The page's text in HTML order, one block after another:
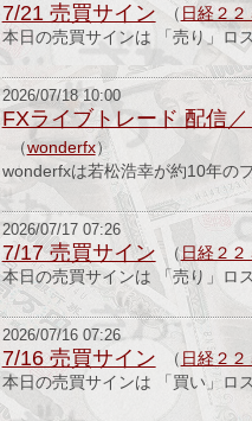
7/21 売買サイン （ 日経２
本日の売買サインは 「売り」ロ
2026/07/18 10:00
FXライブトレード 配信
（wonderfx）
wonderfxは若松浩幸が約10年の
2026/07/17 07:26
7/17 売買サイン （日経２２
本日の売買サインは 「売り」ロ
2026/07/16 07:26
7/16 売買サイン （ 日経２
本日の売買サインは 「買い」ロ